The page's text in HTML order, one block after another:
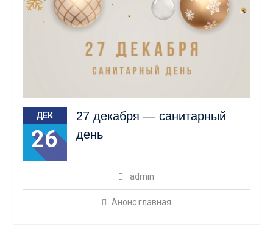
ДЕК
26
27 декабря — санитарный
день
admin
Анонс главная